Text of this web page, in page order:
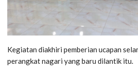
Kegiatan diakhiri pemberian ucapan
perangkat nagari yang baru dilantik itu.